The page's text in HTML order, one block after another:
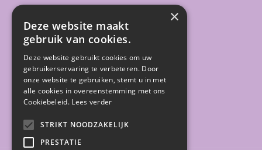
Sale
Gratis gidsen
Facebook
×
Deze website maakt
gebruik van cookies.
Deze website gebruikt cookies om uw
gebruikerservaring te verbeteren. Door
onze website te gebruiken, stemt u in met
alle cookies in overeenstemming met ons
Cookiebeleid. Lees verder
STRIKT NOODZAKELIJK
PRESTATIE